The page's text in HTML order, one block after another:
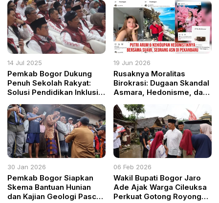
Kurangi Risiko Banjir
Tambang
14 Jul 2025
Pemkab Bogor Dukung
Penuh Sekolah Rakyat:
Solusi Pendidikan Inklusif
19 Jun 2026
Rusaknya Moralitas
Birokrasi: Dugaan Skandal
Asmara, Hedonisme, dan
Pekanbaru
30 Jan 2026
Pemkab Bogor Siapkan
Skema Bantuan Hunian
dan Kajian Geologi Pasca
06 Feb 2026
Wakil Bupati Bogor Jaro
Ade Ajak Warga Cileuksa
Perkuat Gotong Royong